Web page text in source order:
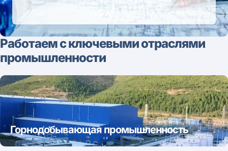
Работаем с ключевыми отраслями
промышленности
Горнодобывающая промышленность